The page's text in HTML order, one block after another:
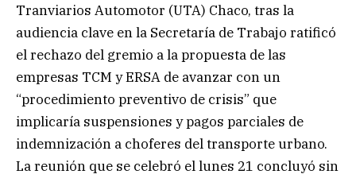
Tranviarios Automotor (UTA) Chaco, tras la
audiencia clave en la Secretaría de Trabajo ratificó
el rechazo del gremio a la propuesta de las
empresas TCM y ERSA de avanzar con un
“procedimiento preventivo de crisis” que
implicaría suspensiones y pagos parciales de
indemnización a choferes del transporte urbano.
La reunión que se celebró el lunes 21 concluyó sin